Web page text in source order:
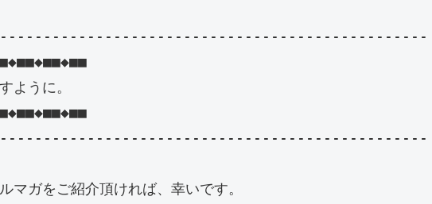
ように。
マガをご紹介頂ければ、幸いです。